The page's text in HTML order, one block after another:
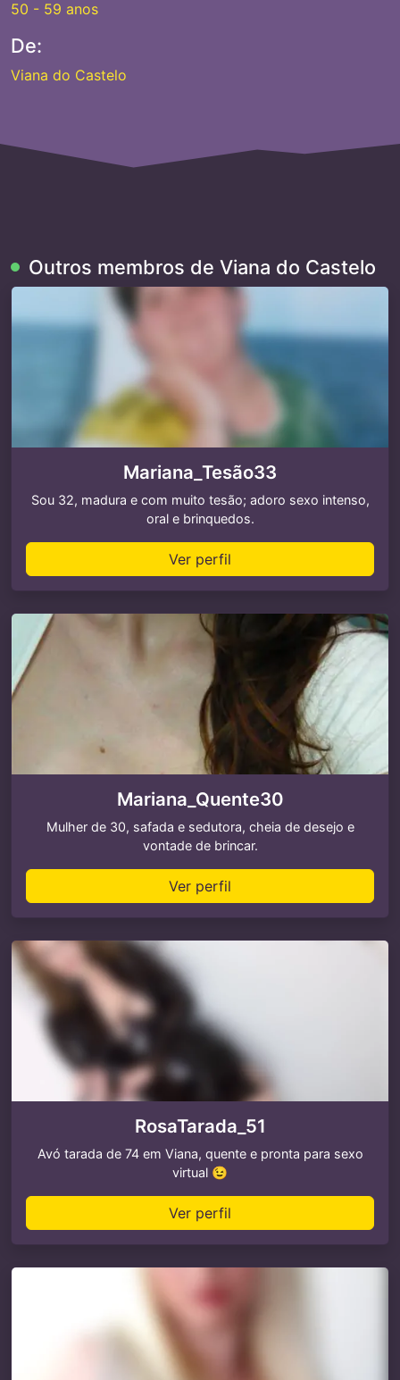
50 - 59 anos
De:
Viana do Castelo
Outros membros de Viana do Castelo
Mariana_Tesão33
Sou 32, madura e com muito tesão; adoro sexo intenso,
oral e brinquedos.
Ver perfil
Mariana_Quente30
Mulher de 30, safada e sedutora, cheia de desejo e
vontade de brincar.
Ver perfil
RosaTarada_51
Avó tarada de 74 em Viana, quente e pronta para sexo
virtual 😉
Ver perfil